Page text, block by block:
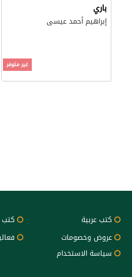
باري
إبراهيم أحمد عيسى
غير متوفر
كتب عربية كتب
عروض وخصومات
سياسة الاستخدام